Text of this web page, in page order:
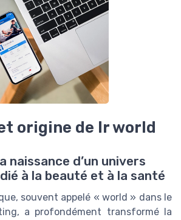
origine de lr world
naissance d’un univers
à la beauté et à la santé
souvent appelé « world » dans le
a profondément transformé la